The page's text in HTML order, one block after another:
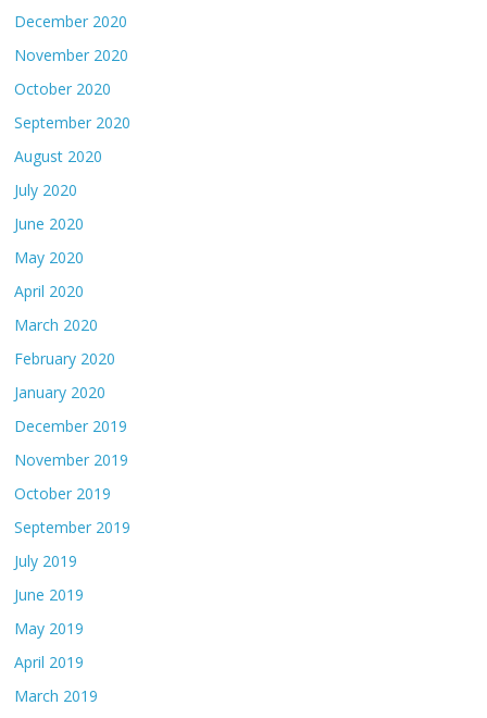
December 2020
November 2020
October 2020
September 2020
August 2020
July 2020
June 2020
May 2020
April 2020
March 2020
February 2020
January 2020
December 2019
November 2019
October 2019
September 2019
July 2019
June 2019
May 2019
April 2019
March 2019